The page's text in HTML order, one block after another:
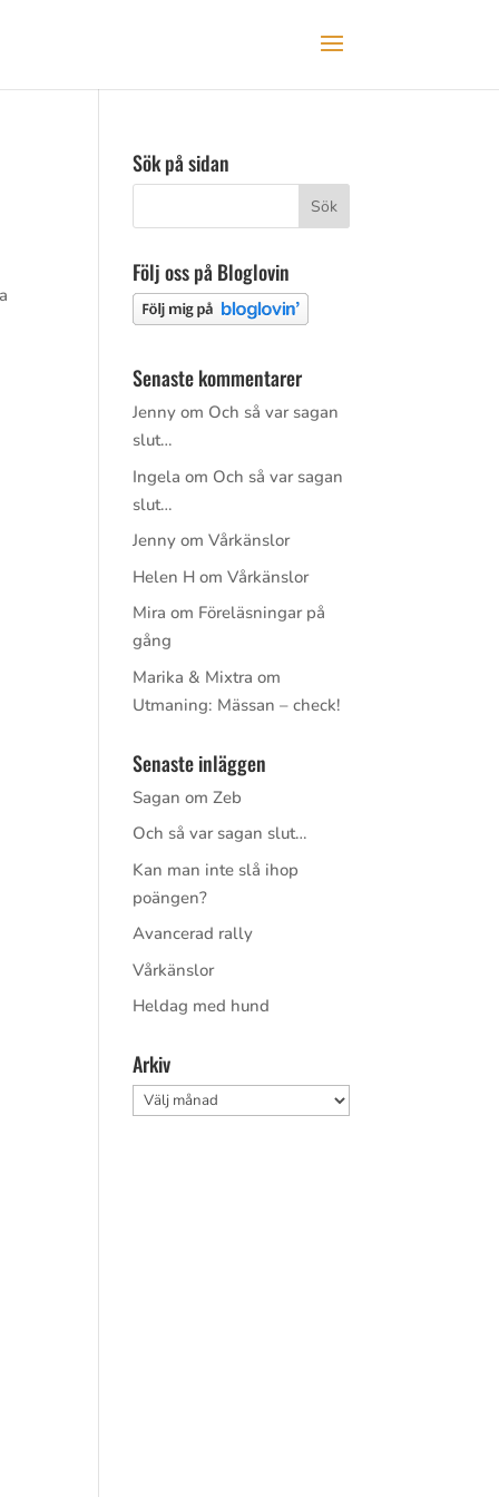
Sök på sidan
Följ oss på Bloglovin
Senaste kommentarer
Jenny om Och så var sagan
slut…
Ingela om Och så var sagan
slut…
Jenny omVårkänslor
Helen H omVårkänslor
Mira om Föreläsningar på
gång
Marika & Mixtra om
Utmaning: Mässan – check!
Senaste inläggen
Sagan om Zeb
Och så var sagan slut…
Kan man inte slå ihop
poängen?
Avancerad rally
Vårkänslor
Heldag med hund
Arkiv
Arkiv